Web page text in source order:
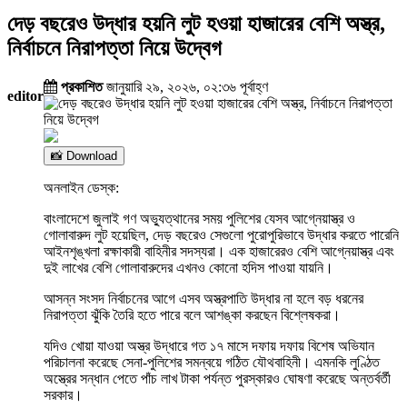
দেড় বছরেও উদ্ধার হয়নি লুট হওয়া হাজারের বেশি অস্ত্র,
নির্বাচনে নিরাপত্তা নিয়ে উদ্বেগ
editor
প্রকাশিতজানুয়ারি ২৯, ২০২৬, ০২:৩৬ পূর্বাহ্ণ
📸 Download
অনলাইন ডেস্ক:
বাংলাদেশে জুলাই গণ অভ্যুত্থানের সময় পুলিশের যেসব আগ্নেয়াস্ত্র ও
গোলাবারুদ লুট হয়েছিল, দেড় বছরেও সেগুলো পুরোপুরিভাবে উদ্ধার করতে পারেনি
আইনশৃঙ্খলা রক্ষাকারী বাহিনীর সদস্যরা। এক হাজারেরও বেশি আগ্নেয়াস্ত্র এবং
দুই লাখের বেশি গোলাবারুদের এখনও কোনো হদিস পাওয়া যায়নি।
আসন্ন সংসদ নির্বাচনের আগে এসব অস্ত্রপাতি উদ্ধার না হলে বড় ধরনের
নিরাপত্তা ঝুঁকি তৈরি হতে পারে বলে আশঙ্কা করছেন বিশ্লেষকরা।
যদিও খোয়া যাওয়া অস্ত্র উদ্ধারে গত ১৭ মাসে দফায় দফায় বিশেষ অভিযান
পরিচালনা করেছে সেনা-পুলিশের সমন্বয়ে গঠিত যৌথবাহিনী। এমনকি লুণ্ঠিত
অস্ত্রের সন্ধান পেতে পাঁচ লাখ টাকা পর্যন্ত পুরস্কারও ঘোষণা করেছে অন্তর্বর্তী
সরকার।